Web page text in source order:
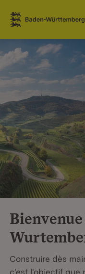
Sauter au
Link zur Startseite
Construire dès
c'est l'objectif que